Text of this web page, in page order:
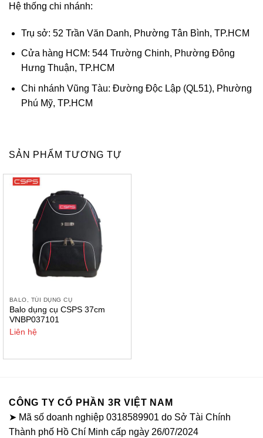
Hệ thống chi nhánh:
Trụ sở: 52 Trần Văn Danh, Phường Tân Bình, TP.HCM
Cửa hàng HCM: 544 Trường Chinh, Phường Đông
Hưng Thuận, TP.HCM
Chi nhánh Vũng Tàu: Đường Độc Lập (QL51), Phường
Phú Mỹ, TP.HCM
SẢN PHẨM TƯƠNG TỰ
BALO, TÚI DỤNG CỤ
Balo dụng cụ CSPS 37cm
VNBP037101
Liên hệ
CÔNG TY CỔ PHẦN 3R VIỆT NAM
➤ Mã số doanh nghiệp 0318589901 do Sở Tài Chính
Thành phố Hồ Chí Minh cấp ngày 26/07/2024